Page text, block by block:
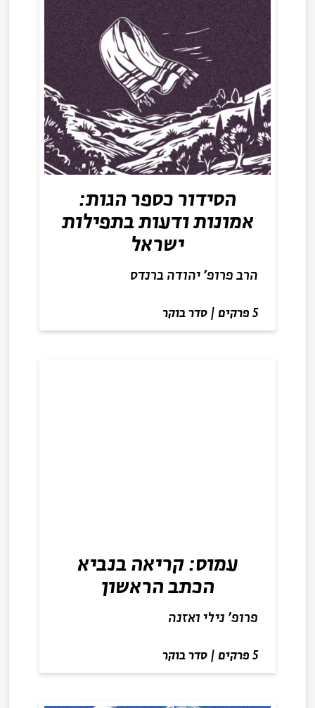
הסידור כספר הגות:
אמונות ודעות בתפילות
ישראל
הרב פרופ' יהודה ברנדס
5 פרקים | סדר בוקר
עמוס: קריאה בנביא
הכתב הראשון
פרופ' נילי ואזנה
5 פרקים | סדר בוקר